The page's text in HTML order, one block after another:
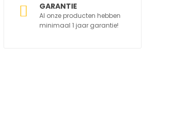
GARANTIE
Al onze producten hebben
minimaal 1 jaar garantie!